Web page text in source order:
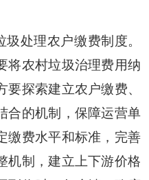
处理农户缴费制度。
将农村垃圾治理费用纳
要探索建立农户缴费、
合的机制，保障运营单
缴费水平和标准，完善
机制，建立上下游价格